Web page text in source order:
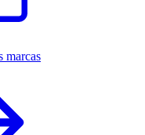
marcas